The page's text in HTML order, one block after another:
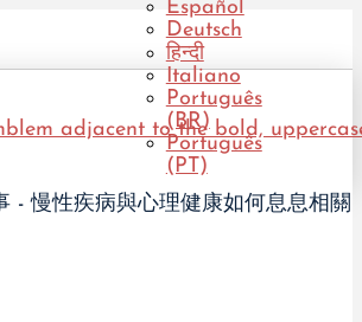
Español
Deutsch
हिन्दी
Italiano
Português
(BR)
Português
(PT)